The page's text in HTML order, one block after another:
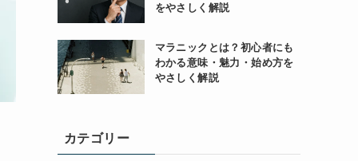
をやさしく解説
マラニックとは？初心者にも
わかる意味・魅力・始め方を
やさしく解説
カテゴリー